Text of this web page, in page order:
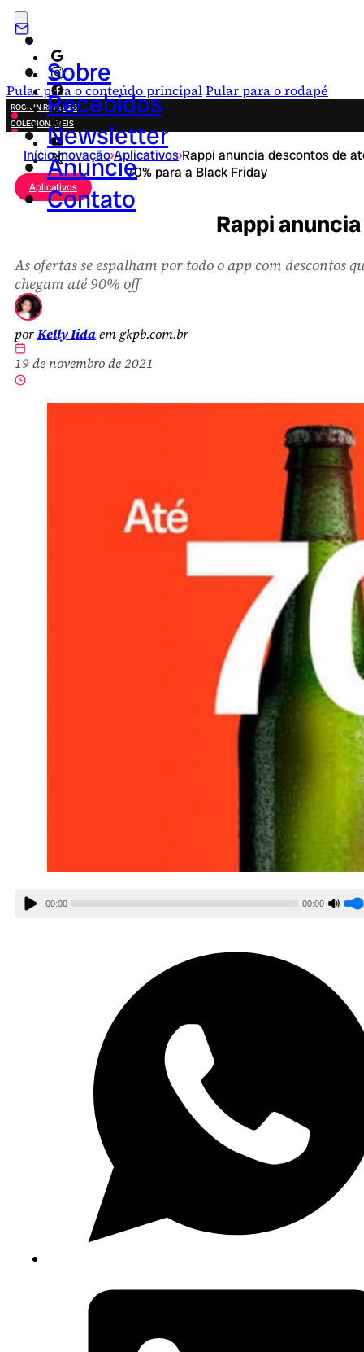
Pular para o conteúdo principalPular para o rodapé
Sobre
Recebidos
Newsletter
Anuncie
Contato
ROCK IN RIO 2026
COLECIONÁVEIS
FESTA JUNINA
NOVIDADES
CAMPANHAS CRIATIVAS
Início›Inovação›Aplicativos›Rappi anuncia descontos de
70% para a Black Friday
Aplicativos
Rappi
As ofertas se espalham por todo o app com descontos
chegam até 90% off
porKelly Iidaem gkpb.com.br
19 de novembro de 2021
00:00 00:00